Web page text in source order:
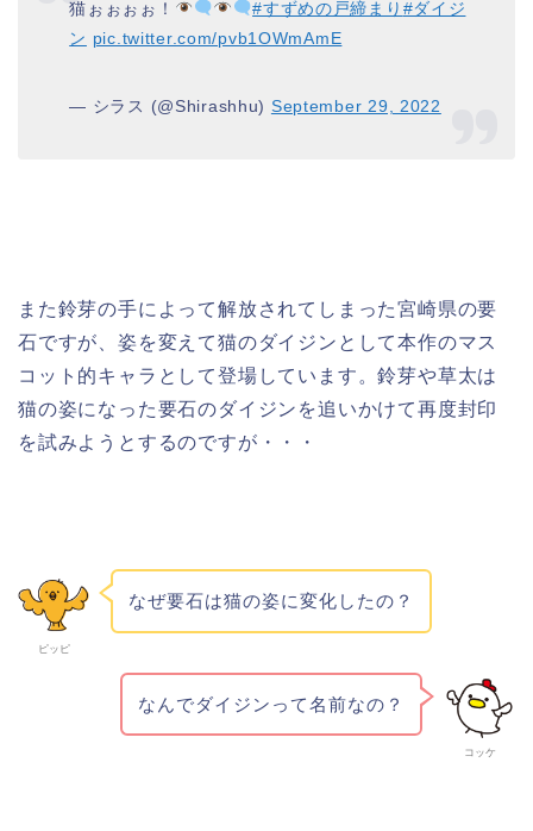
猫ぉぉぉぉ！ #すずめの戸締まり #ダイジ
ン pic.twitter.com/pvb1OWmAmE
— シラス (@Shirashhu) September 29, 2022
また鈴芽の手によって解放されてしまった宮崎県の要
石ですが、姿を変えて猫のダイジンとして本作のマス
コット的キャラとして登場しています。鈴芽や草太は
猫の姿になった要石のダイジンを追いかけて再度封印
を試みようとするのですが・・・
ピッピ
なぜ要石は猫の姿に変化したの？
コッケ
なんでダイジンって名前なの？